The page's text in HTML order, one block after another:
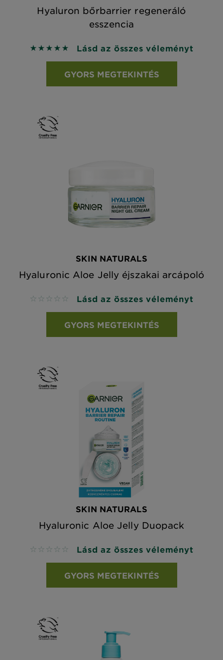
Hyaluron bőrbarrier regeneráló
esszencia
5 out of 5 stars based on reviews
Lásd az összes véleményt
GYORS MEGTEKINTÉS
SKIN NATURALS
Hyaluronic Aloe Jelly éjszakai arcápoló
No reviews Lásd az összes véleményt
GYORS MEGTEKINTÉS
SKIN NATURALS
Hyaluronic Aloe Jelly Duopack
No reviews Lásd az összes véleményt
GYORS MEGTEKINTÉS